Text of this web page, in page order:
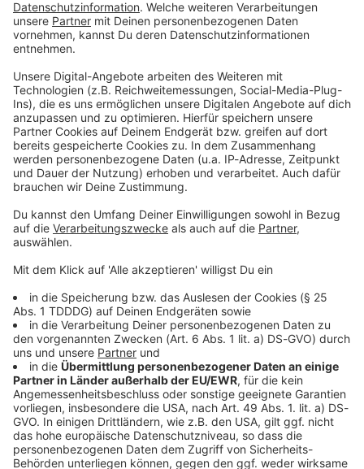
Verpass' nichts mehr mit unserem kostenlosen ROCK
ANTENNE Rock-Newsletter. Ob Musiknews,
Interviews, Quizspaß oder unsere neuesten Aktionen -
Zum Newsletter anmelden
Du möchtest uns etwas sagen?
Studio Hotline
Kontaktformular
Sprachnachricht
Noch mehr zu dazu auf ROCK ANTENNE: